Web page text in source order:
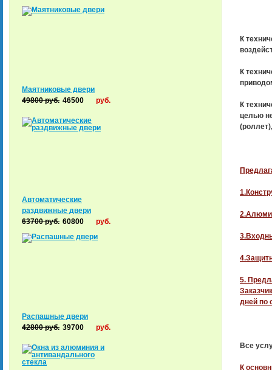
К
К
К
целью
5.
дней по
Все
К
Маятниковые двери
49800руб. 46500 руб.
Автоматические
раздвижные двери
63700руб. 60800 руб.
Распашные двери
42800руб. 39700 руб.